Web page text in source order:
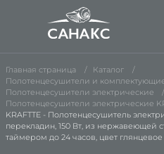
Главная страница
Каталог
Полотенцесушители и
Полотенцесушители электрические
Полотенцесушители электрические
KRAFTTE - Полотенцесушитель
перекладин, 150 Вт, из нержавеющей
таймером до 24 часов, цвет